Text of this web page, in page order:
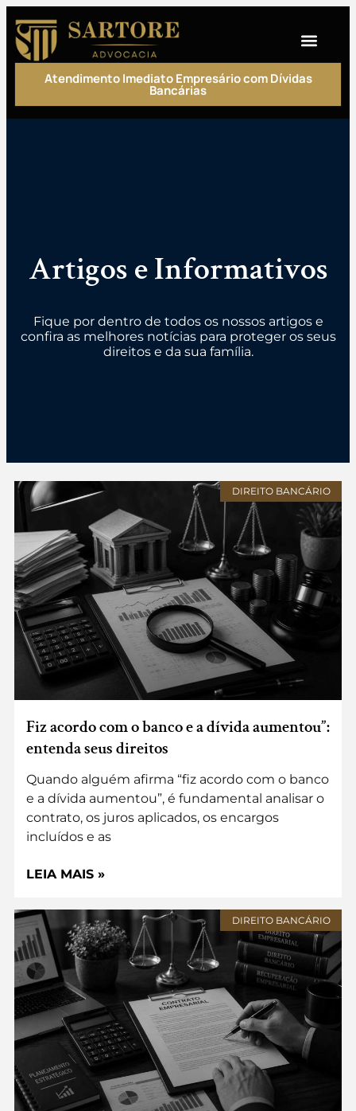
Atendimento Imediato Empresário com Dívidas
Bancárias
Artigos e Informativos
Fique por dentro de todos os nossos artigos e
confira as melhores notícias para proteger os seus
direitos e da sua família.
DIREITO BANCÁRIO
Fiz acordo com o banco e a dívida aumentou”:
entenda seus direitos
Quando alguém afirma “fiz acordo com o banco
e a dívida aumentou”, é fundamental analisar o
contrato, os juros aplicados, os encargos
incluídos e as
LEIA MAIS »
DIREITO BANCÁRIO